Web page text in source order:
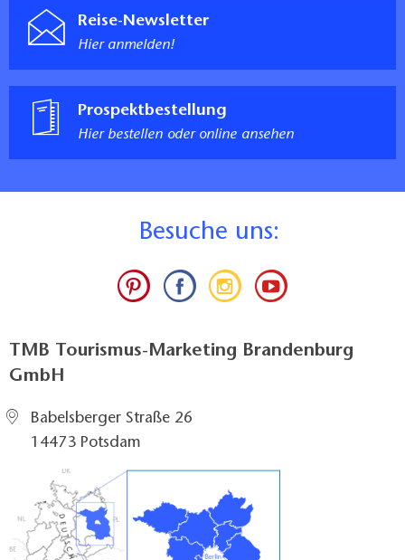
Reise-Newsletter
Hier anmelden!
Prospektbestellung
Hier bestellen oder online ansehen
Besuche uns:
TMB Tourismus-Marketing Brandenburg
GmbH
Babelsberger Straße 26
14473 Potsdam